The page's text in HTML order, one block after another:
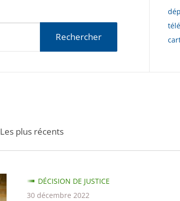
Rechercher
Les plus récents
DÉCISION DE JUSTICE
30 décembre 2022